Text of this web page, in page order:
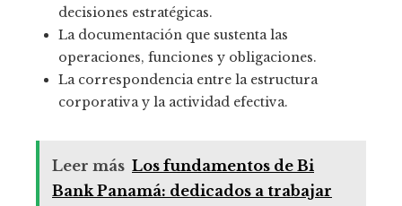
decisiones estratégicas.
La documentación que sustenta las
operaciones, funciones y obligaciones.
La correspondencia entre la estructura
corporativa y la actividad efectiva.
Leer más Los fundamentos de Bi
Bank Panamá: dedicados a trabajar